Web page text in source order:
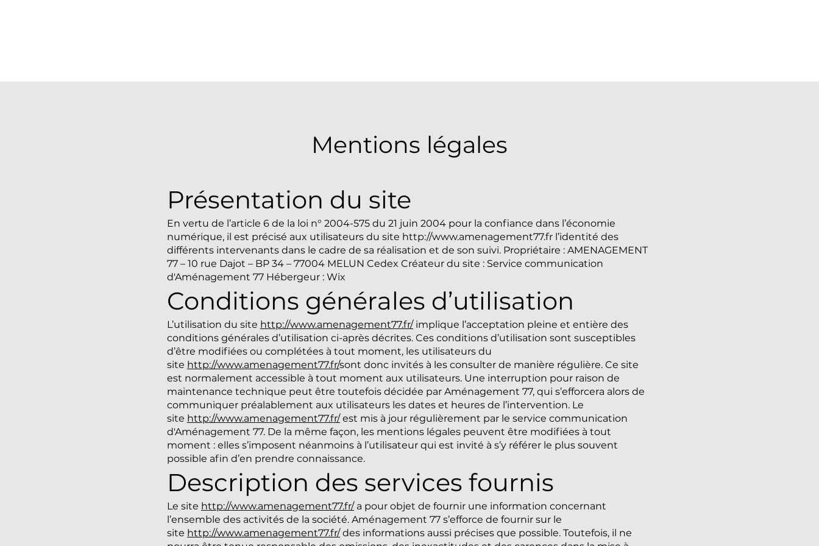
Mentions légales
Présentation du site
En vertu de l’article 6 de la loi n° 2004-575 du 21 juin 2004 pour la confiance dans l’économie
numérique, il est précisé aux utilisateurs du site http://www.amenagement77.fr l’identité des
différents intervenants dans le cadre de sa réalisation et de son suivi. Propriétaire : AMENAGEMENT
77 – 10 rue Dajot – BP 34 – 77004 MELUN Cedex Créateur du site : Service communication
d'Aménagement 77 Hébergeur : Wix
Conditions générales d’utilisation
L’utilisation du site http://www.amenagement77.fr/implique l’acceptation pleine et entière des
conditions générales d’utilisation ci-après décrites. Ces conditions d’utilisation sont susceptibles
d’être modifiées ou complétées à tout moment, les utilisateurs du
site http://www.amenagement77.fr/sont donc invités à les consulter de manière régulière. Ce site
est normalement accessible à tout moment aux utilisateurs. Une interruption pour raison de
maintenance technique peut être toutefois décidée par Aménagement 77, qui s’efforcera alors de
communiquer préalablement aux utilisateurs les dates et heures de l’intervention. Le
site http://www.amenagement77.fr/est mis à jour régulièrement par le service communication
d'Aménagement 77. De la même façon, les mentions légales peuvent être modifiées à tout
moment : elles s’imposent néanmoins à l’utilisateur qui est invité à s’y référer le plus souvent
possible afin d’en prendre connaissance.
Description des services fournis
Le site http://www.amenagement77.fr/a pour objet de fournir une information concernant
l’ensemble des activités de la société. Aménagement 77 s’efforce de fournir sur le
site http://www.amenagement77.fr/des informations aussi précises que possible. Toutefois, il ne